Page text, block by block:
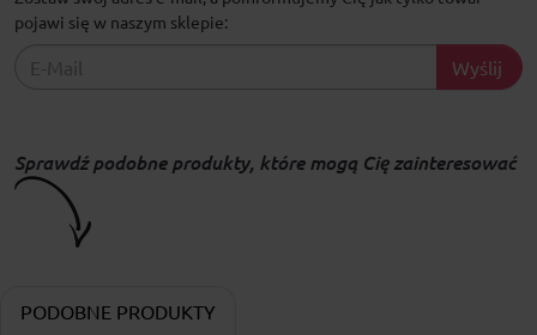
pojawi się w naszym sklepie:
Wyślij
Sprawdź podobne produkty, które mogą Cię zainteresować
PODOBNE PRODUKTY